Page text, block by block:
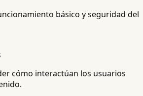
básico y seguridad del
cómo interactúan los usuarios